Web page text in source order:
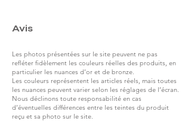
Avis
Les photos présentées sur le site peuvent ne pas
refléter fidèlement les couleurs réelles des produits, en
particulier les nuances d’or et de bronze.
Les couleurs représentent les articles réels, mais toutes
les nuances peuvent varier selon les réglages de l’écran.
Nous déclinons toute responsabilité en cas
d’éventuelles différences entre les teintes du produit
reçu et sa photo sur le site.